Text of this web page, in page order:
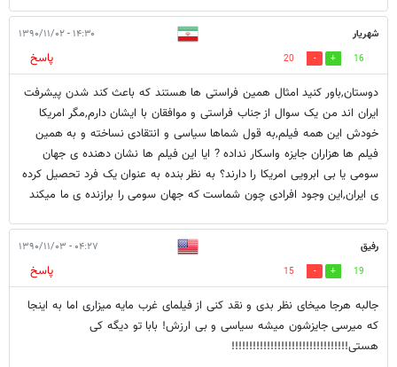
شهریار ۱۴:۳۰ - ۱۳۹۰/۱۱/۰۲
16
20
پاسخ
دوستان,باور کنید امثال همین فراستی ها هستند که باعث کند شدن پیشرفت
ایران اند من یک سوال از جناب فراستی و موافقان با ایشان دارم,مگر امریکا
خودش این همه فیلم,به قول شماها سیاسی و انتقادی نساخته و به همین
فیلم ها هزاران جایزه واسکار نداده ? ایا این فیلم ها نشان دهنده ی جهان
سومی یا بی ابرویی امریکا را دارند؟ به نظر بنده به عنوان یک فرد تحصیل کرده
ی ایران,این وجود افرادی چون شماست که جهان سومی را برازنده ی ما میکند
رفیق ۰۴:۲۷ - ۱۳۹۰/۱۱/۰۳
19
15
پاسخ
جالبه هرجا میخای نظر بدی و نقد کنی از فیلمای غرب مایه میزاری اما به اینجا
که میرسی جایزشون میشه سیاسی و بی ارزش! بابا تو دیگه کی
هستی!!!!!!!!!!!!!!!!!!!!!!!!!!!!!!!!!